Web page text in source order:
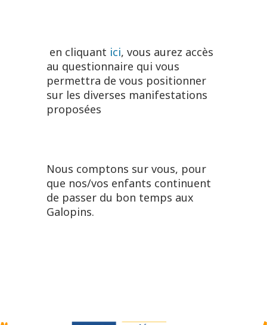
en cliquant ici, vous aurez accès
au questionnaire qui vous
permettra de vous positionner
sur les diverses manifestations
proposées
Nous comptons sur vous, pour
que nos/vos enfants continuent
de passer du bon temps aux
Galopins.